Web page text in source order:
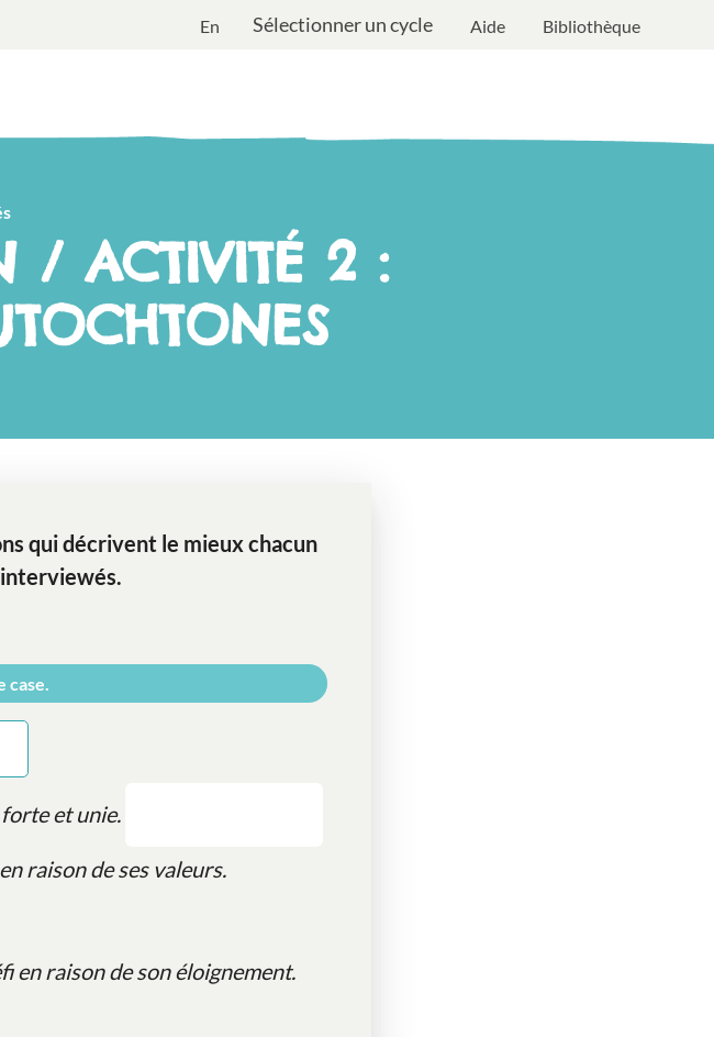
En Sélectionner un cycle Aide Bibliothèque
/ ACTIVITÉ 2 :
qui décrivent le mieux chacun
case.
et unie.
raison de ses valeurs.
en raison de son éloignement.